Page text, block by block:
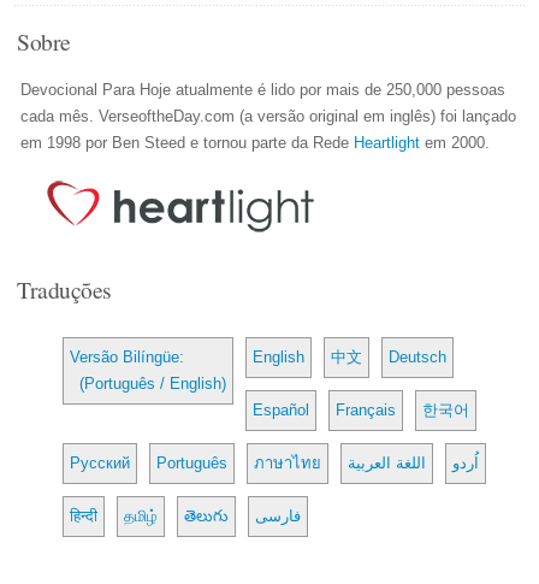
Sobre
Devocional Para Hoje atualmente é lido por mais de 250,000 pessoas
cada mês. VerseoftheDay.com (a versão original em inglês) foi lançado
em 1998 por Ben Steed e tornou parte da Rede Heartlight em 2000.
Traduções
Versão Bilíngüe:
(Português / English)
English 中文 Deutsch
Español Français 한국어
Русский Português ภาษาไทย اللغة العربية اُردو
हिन्दी தமிழ் తెలుగు فارسی